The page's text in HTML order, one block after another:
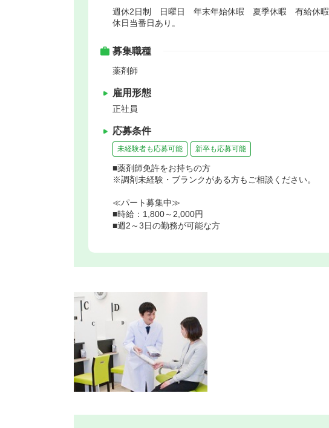
週休2日制 日曜日 年末年始休暇 夏季休暇 有給休暇
休日当番日あり。
募集職種
薬剤師
雇用形態
正社員
応募条件
未経験者も応募可能 新卒も応募可能
■薬剤師免許をお持ちの方
※調剤未経験・ブランクがある方もご相談ください。
≪パート募集中≫
■時給：1,800～2,000円
■週2～3日の勤務が可能な方